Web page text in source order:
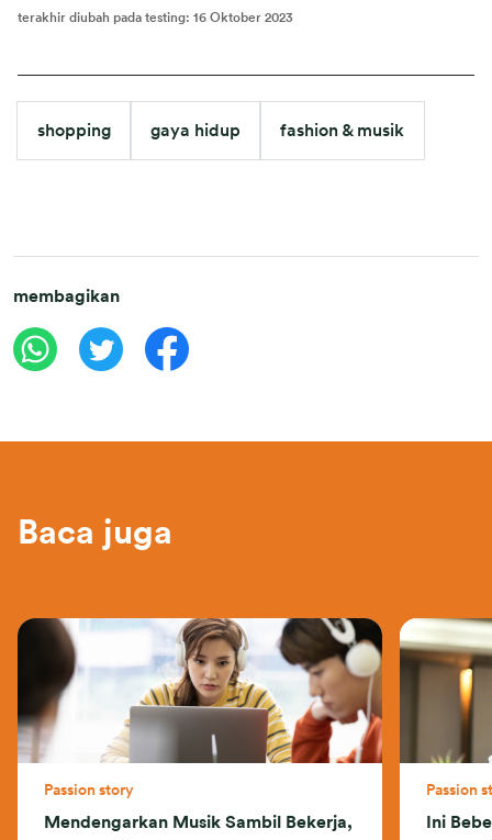
terakhir diubah pada testing: 16 Oktober 2023
shopping gaya hidup fashion & musik
membagikan
Baca juga
Passion story
Mendengarkan Musik Sambil Bekerja,
Passion
Ini